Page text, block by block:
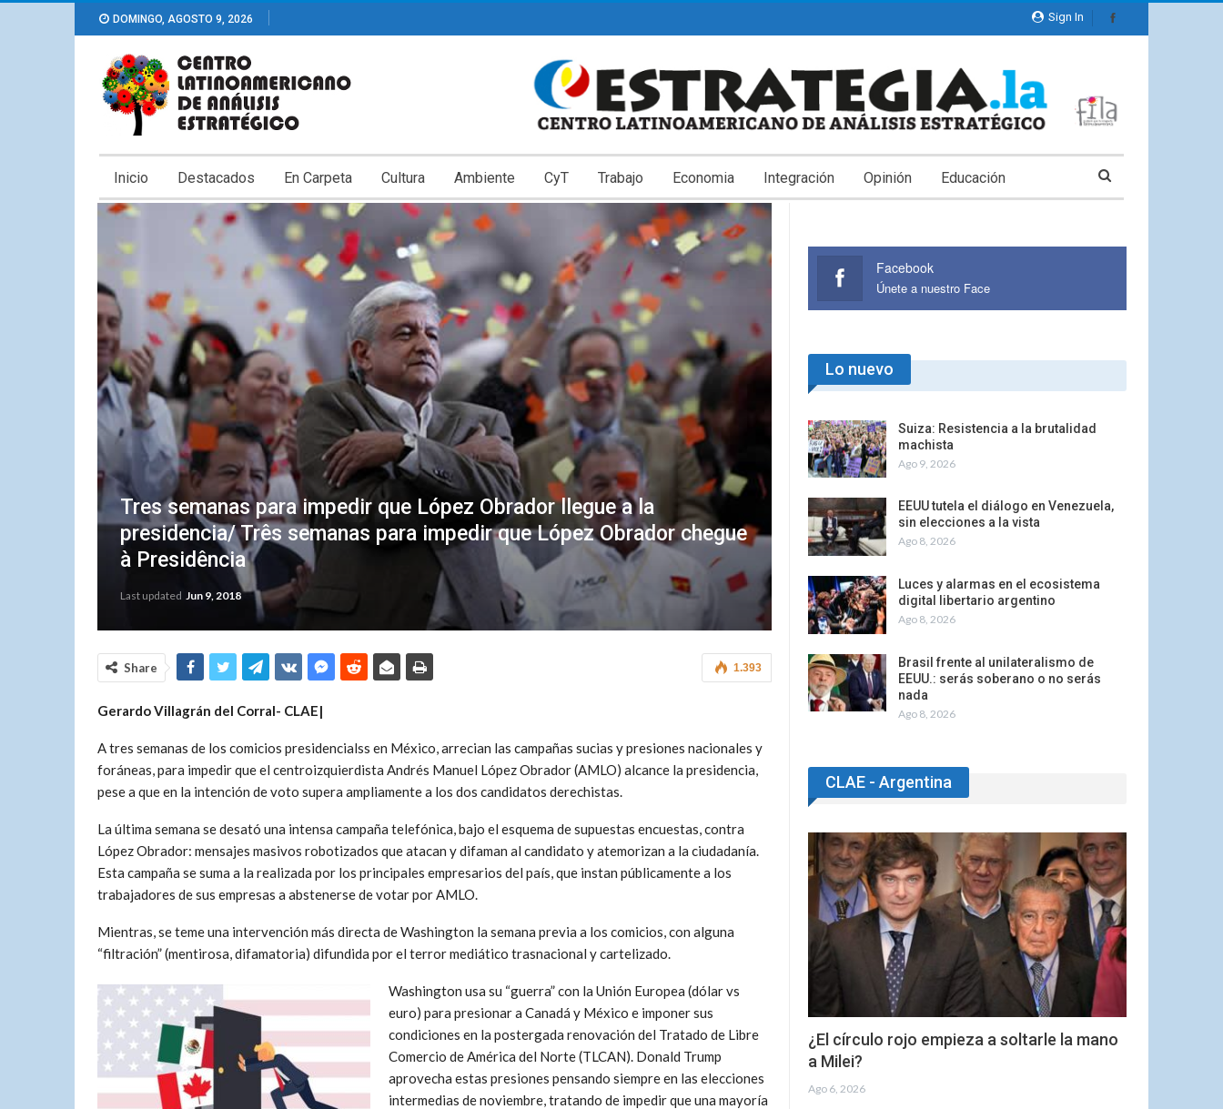
Sign In
DOMINGO, AGOSTO 9, 2026
Inicio Destacados En Carpeta Cultura Ambiente CyT Trabajo Economia Integración Opinión Educación
Tres semanas para impedir que López Obrador llegue a la
presidencia/ Três semanas para impedir que López Obrador chegue
à Presidência
Last updated Jun 9, 2018
1.393
Share
Gerardo Villagrán del Corral- CLAE|
A tres semanas de los comicios presidencialss en México, arrecian las campañas sucias y presiones nacionales y
foráneas, para impedir que el centroizquierdista Andrés Manuel López Obrador (AMLO) alcance la presidencia,
pese a que en la intención de voto supera ampliamente a los dos candidatos derechistas.
La última semana se desató una intensa campaña telefónica, bajo el esquema de supuestas encuestas, contra
López Obrador: mensajes masivos robotizados que atacan y difaman al candidato y atemorizan a la ciudadanía.
Esta campaña se suma a la realizada por los principales empresarios del país, que instan públicamente a los
trabajadores de sus empresas a abstenerse de votar por AMLO.
Mientras, se teme una intervención más directa de Washington la semana previa a los comicios, con alguna
“filtración” (mentirosa, difamatoria) difundida por el terror mediático trasnacional y cartelizado.
Washington usa su “guerra” con la Unión Europea (dólar vs
euro) para presionar a Canadá y México e imponer sus
condiciones en la postergada renovación del Tratado de Libre
Comercio de América del Norte (TLCAN). Donald Trump
aprovecha estas presiones pensando siempre en las elecciones
intermedias de noviembre, tratando de impedir que una mayoría
Facebook
Únete a nuestro Face
Lo nuevo
Suiza: Resistencia a la brutalidad
machista
Ago 9, 2026
EEUU tutela el diálogo en Venezuela,
sin elecciones a la vista
Ago 8, 2026
Luces y alarmas en el ecosistema
digital libertario argentino
Ago 8, 2026
Brasil frente al unilateralismo de
EEUU.: serás soberano o no serás
nada
Ago 8, 2026
CLAE - Argentina
¿El círculo rojo empieza a soltarle la mano
a Milei?
Ago 6, 2026